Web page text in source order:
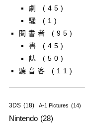
劇
(45)
騷
(1)
閱書者
(95)
書
(45)
誌
(50)
聽音客
(11)
3DS (18) A-1 Pictures (14)
Nintendo (28)